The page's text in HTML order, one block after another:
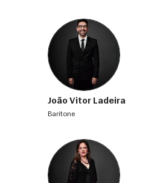
João Vitor Ladeira
baritone